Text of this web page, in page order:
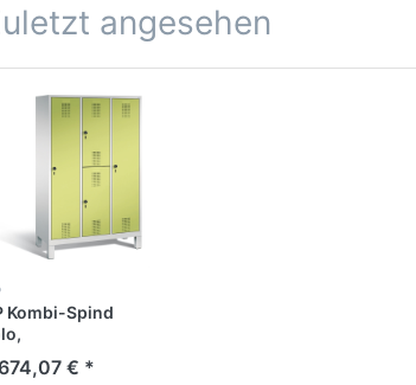
angesehen
Kombi-Spind
€ *